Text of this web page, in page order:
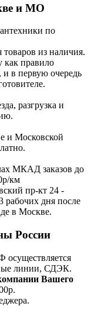
и МО
по
из наличия.
как правило
и в первую очередь
разгрузка и
и Московской
МКАД заказов до
км
пр-кт 24 -
рабочих дня после
в Москве.
России
осуществляется
линии, СДЭК.
Вашего